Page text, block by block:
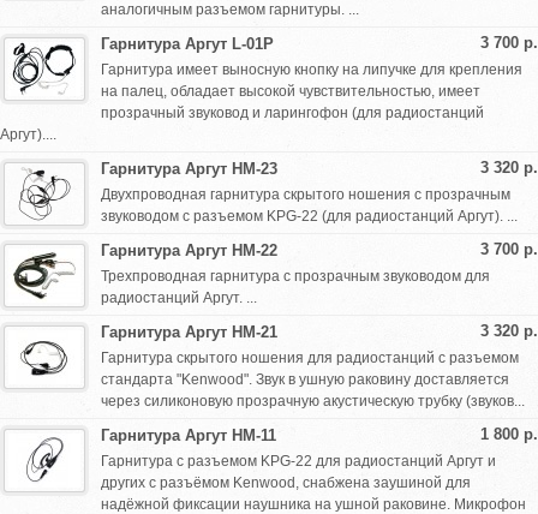
аналогичным разъемом гарнитуры. ...
3 700 р.
Гарнитура Аргут L-01P
Гарнитура имеет выносную кнопку на липучке для крепления
на палец, обладает высокой чувствительностью, имеет
прозрачный звуковод и ларингофон (для радиостанций
Аргут)....
3 320 р.
Гарнитура Аргут HM-23
Двухпроводная гарнитура скрытого ношения с прозрачным
звуководом с разъемом KPG-22 (для радиостанций Аргут). ...
3 700 р.
Гарнитура Аргут HМ-22
Трехпроводная гарнитура с прозрачным звуководом для
радиостанций Аргут. ...
3 320 р.
Гарнитура Аргут HМ-21
Гарнитура скрытого ношения для радиостанций с разъемом
стандарта "Kenwood". Звук в ушную раковину доставляется
через силиконовую прозрачную акустическую трубку (звуков...
1 800 р.
Гарнитура Аргут HМ-11
Гарнитура с разъемом KPG-22 для радиостанций Аргут и
других с разъёмом Kenwood, снабжена заушиной для
надёжной фиксации наушника на ушной раковине. Микрофон